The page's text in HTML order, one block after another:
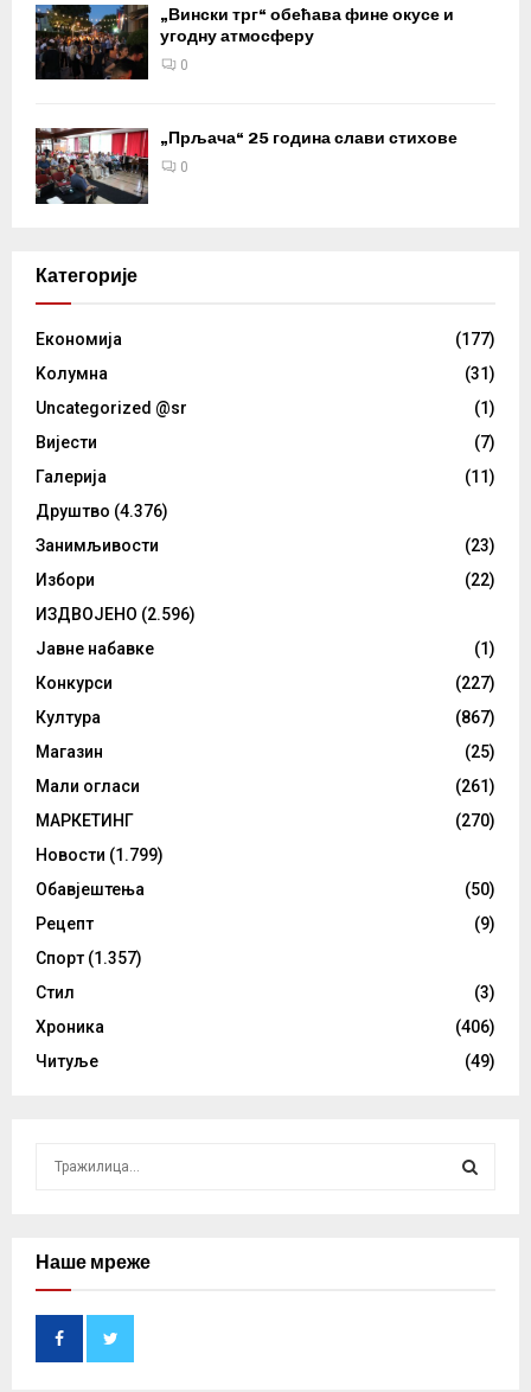
„Вински трг“ обећава фине окусе и
угодну атмосферу
0
„Прљача“ 25 година слави стихове
0
Категорије
Eкономија
(177)
Kолумнa
(31)
Uncategorized @sr
(1)
Вијести
(7)
Галерија
(11)
Друштво (4.376)
Занимљивости
(23)
Избори
(22)
ИЗДВОЈЕНО (2.596)
Јавне набавке
(1)
Конкурси
(227)
Култура
(867)
Магазин
(25)
Мали огласи
(261)
МАРКЕТИНГ
(270)
Новости (1.799)
Обавјештења
(50)
Рецепт
(9)
Спорт (1.357)
Стил
(3)
Хроника
(406)
Читуље
(49)
cНаше мреже